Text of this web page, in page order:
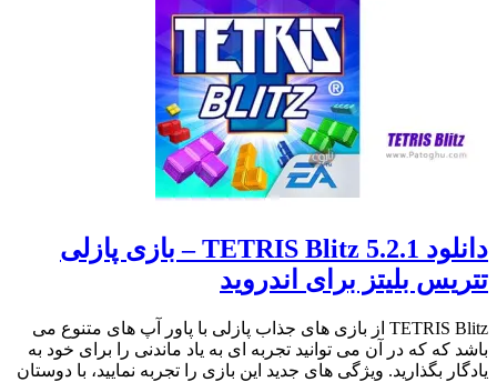
دانلود TETRIS Blitz 5.2.1 – بازی پازلی
تتریس بلیتز برای اندروید
TETRIS Blitz از بازی های جذاب پازلی با پاور آپ های متنوع می
باشد که که در آن می توانید تجربه ای به یاد ماندنی را برای خود به
یادگار بگذارید. ویژگی های جدید این بازی را تجربه نمایید، با دوستان